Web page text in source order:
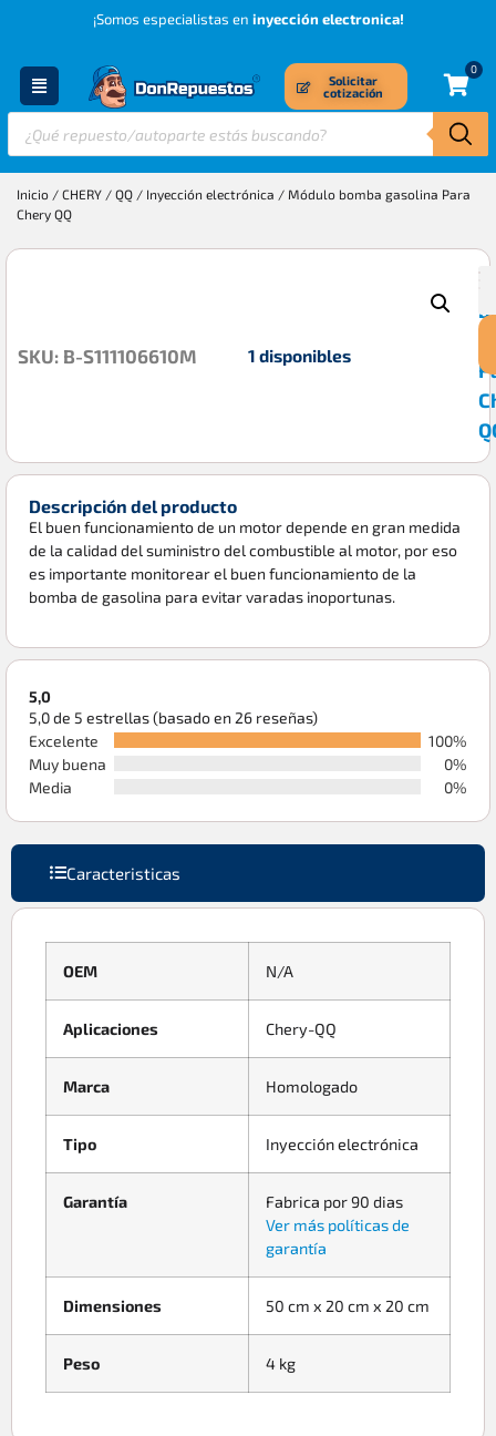
¡Somos especialistas en inyección electronica!
Solicitar
cotización
0
Inicio / CHERY / QQ / Inyección electrónica / Módulo bomba gasolina Para
Chery QQ
SKU: B-S111106610M 1 disponibles
Descripción del producto
El buen funcionamiento de un motor depende en gran medida
de la calidad del suministro del combustible al motor, por eso
es importante monitorear el buen funcionamiento de la
bomba de gasolina para evitar varadas inoportunas.
5,0
5,0 de 5 estrellas (basado en 26 reseñas)
Excelente
100%
Muy buena
0%
Media
0%
Caracteristicas
OEM N/A
Aplicaciones Chery-QQ
Marca Homologado
Tipo Inyección electrónica
Garantía
Fabrica por 90 dias
Ver más políticas de
garantía
Dimensiones 50 cm x 20 cm x 20 cm
Peso 4 kg